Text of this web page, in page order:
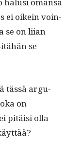
ei oikein voin­
se on liian
se
tässä argu­
on
pitäisi olla